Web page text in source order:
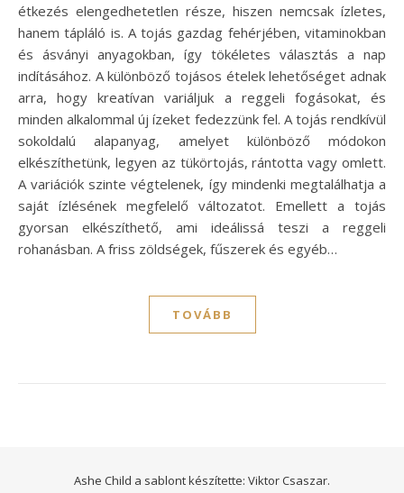
étkezés elengedhetetlen része, hiszen nemcsak ízletes,
hanem tápláló is. A tojás gazdag fehérjében, vitaminokban
és ásványi anyagokban, így tökéletes választás a nap
indításához. A különböző tojásos ételek lehetőséget adnak
arra, hogy kreatívan variáljuk a reggeli fogásokat, és
minden alkalommal új ízeket fedezzünk fel. A tojás rendkívül
sokoldalú alapanyag, amelyet különböző módokon
elkészíthetünk, legyen az tükörtojás, rántotta vagy omlett.
A variációk szinte végtelenek, így mindenki megtalálhatja a
saját ízlésének megfelelő változatot. Emellett a tojás
gyorsan elkészíthető, ami ideálissá teszi a reggeli
rohanásban. A friss zöldségek, fűszerek és egyéb…
TOVÁBB
Ashe Child a sablont készítette: Viktor Csaszar.